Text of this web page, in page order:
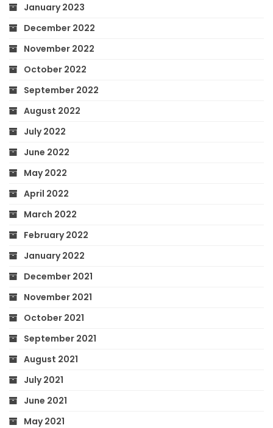
January 2023
December 2022
November 2022
October 2022
September 2022
August 2022
July 2022
June 2022
May 2022
April 2022
March 2022
February 2022
January 2022
December 2021
November 2021
October 2021
September 2021
August 2021
July 2021
June 2021
May 2021